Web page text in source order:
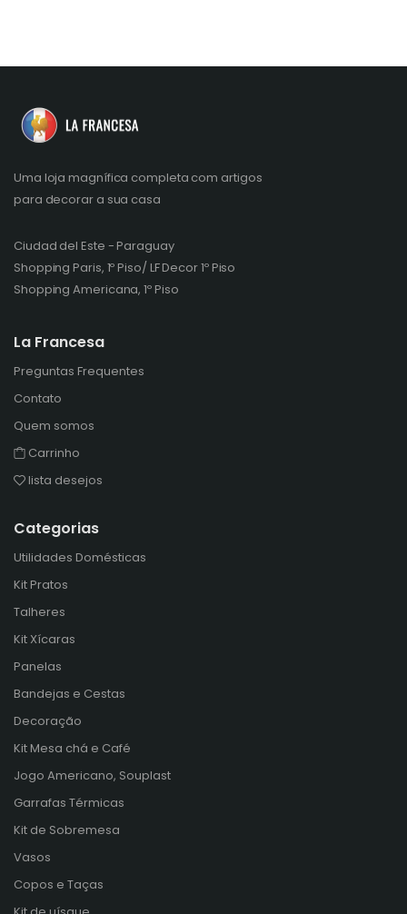
Uma loja magnífica completa com artigos
para decorar a sua casa
Ciudad del Este - Paraguay
Shopping Paris, 1º Piso/ LF Decor 1º Piso
Shopping Americana, 1º Piso
La Francesa
Preguntas Frequentes
Contato
Quem somos
Carrinho
lista desejos
Categorias
Utilidades Domésticas
Kit Pratos
Talheres
Kit Xícaras
Panelas
Bandejas e Cestas
Decoração
Kit Mesa chá e Café
Jogo Americano, Souplast
Garrafas Térmicas
Kit de Sobremesa
Vasos
Copos e Taças